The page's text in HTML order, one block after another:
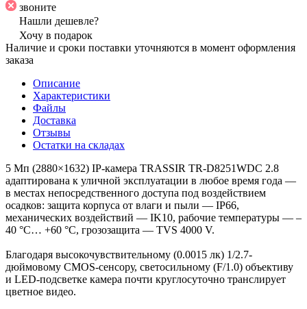
звоните
Нашли дешевле?
Хочу в подарок
Наличие и сроки поставки уточняются в момент оформления
заказа
Описание
Характеристики
Файлы
Доставка
Отзывы
Остатки на складах
5 Мп (2880×1632) IP-камера TRASSIR TR-D8251WDC 2.8
адаптирована к уличной эксплуатации в любое время года —
в местах непосредственного доступа под воздействием
осадков: защита корпуса от влаги и пыли — IP66,
механических воздействий — IK10, рабочие температуры — –
40 °C… +60 °C, грозозащита — TVS 4000 V.
Благодаря высокочувствительному (0.0015 лк) 1/2.7-
дюймовому CMOS-сенсору, светосильному (F/1.0) объективу
и LED-подсветке камера почти круглосуточно транслирует
цветное видео.